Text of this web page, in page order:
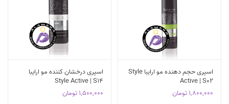
اسپری حجم دهنده مو ارایبا Style
Active | S02
1,800,000تومان
اسپری درخشان کننده مو ارایبا
Style Active | S14
1,500,000تومان